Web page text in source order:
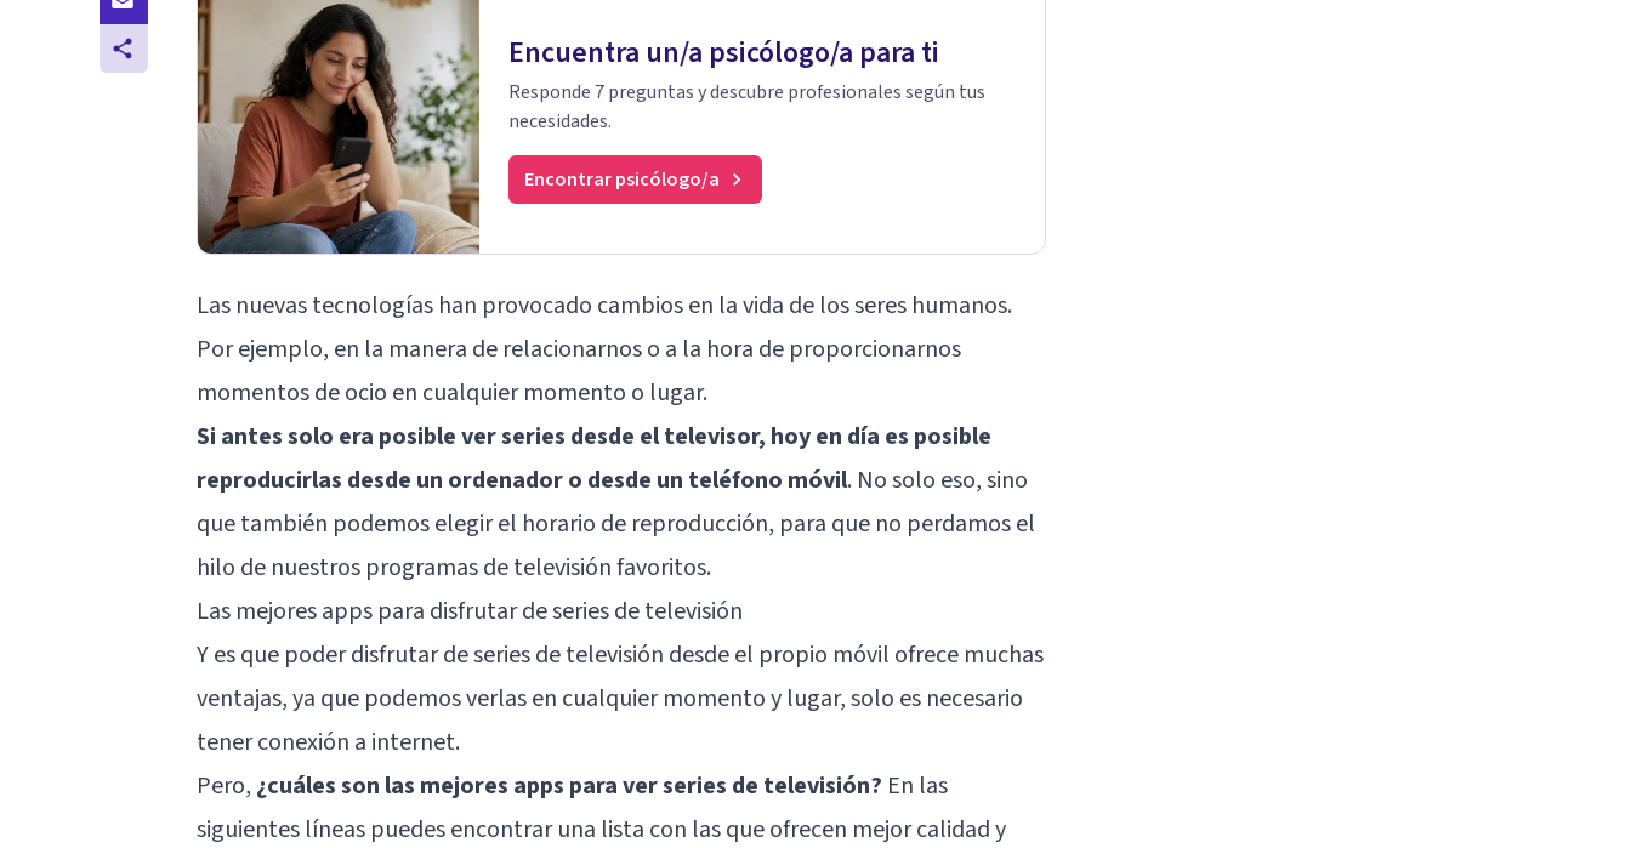
Encuentra un/a psicólogo/a para ti
Responde 7 preguntas y descubre profesionales según tus
necesidades.
Encontrar psicólogo/a
Las nuevas tecnologías han provocado cambios en la vida de los seres humanos.
Por ejemplo, en la manera de relacionarnos o a la hora de proporcionarnos
momentos de ocio en cualquier momento o lugar.
Si antes solo era posible ver series desde el televisor, hoy en día es posible
reproducirlas desde un ordenador o desde un teléfono móvil. No solo eso, sino
que también podemos elegir el horario de reproducción, para que no perdamos el
hilo de nuestros programas de televisión favoritos.
Las mejores apps para disfrutar de series de televisión
Y es que poder disfrutar de series de televisión desde el propio móvil ofrece muchas
ventajas, ya que podemos verlas en cualquier momento y lugar, solo es necesario
tener conexión a internet.
Pero, ¿cuáles son las mejores apps para ver series de televisión? En las
siguientes líneas puedes encontrar una lista con las que ofrecen mejor calidad y